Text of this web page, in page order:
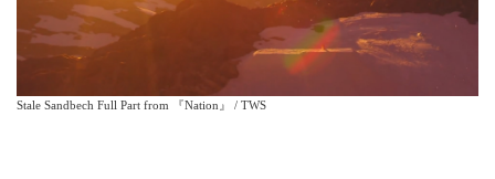
Stale Sandbech Full Part from 『Nation』 / TWS